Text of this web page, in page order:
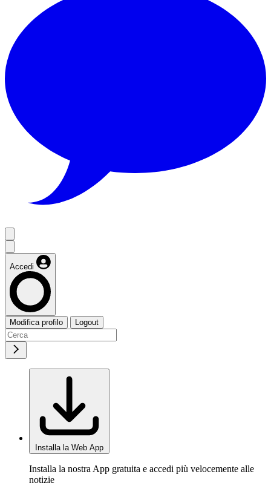
Accedi
Modifica profilo Logout
Installa la Web App
Installa la nostra App gratuita e accedi più velocemente alle
notizie